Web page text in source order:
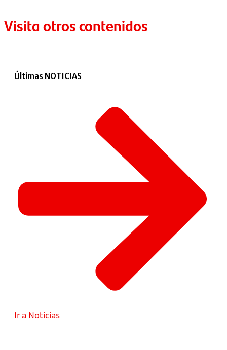
Visita otros contenidos
Últimas NOTICIAS
Ir a Noticias